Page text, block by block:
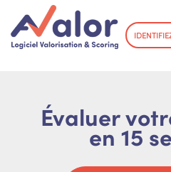
Évaluer
en 15